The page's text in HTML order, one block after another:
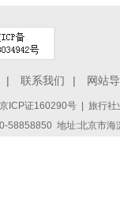
| 联系我们 | 网站
ICP证160290号 | 旅行社
地址:北京市海